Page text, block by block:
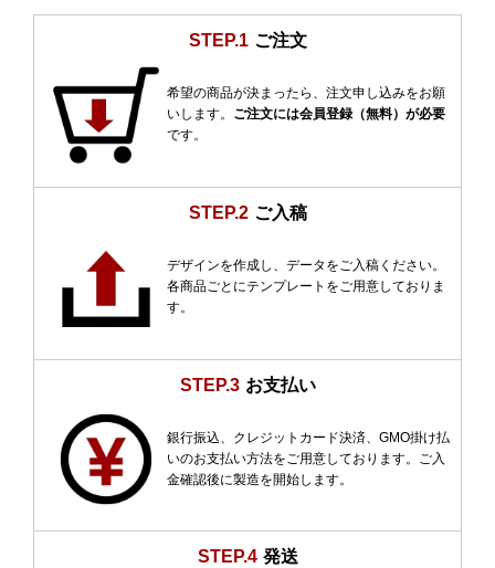
STEP.1 ご注文
希望の商品が決まったら、注文申し込みをお願
いします。 ご注文には会員登録（無料）が必要
です。
STEP.2 ご入稿
デザインを作成し、データをご入稿ください。
各商品ごとにテンプレートをご用意しておりま
す。
STEP.3 お支払い
銀行振込、クレジットカード決済、GMO掛け払
いのお支払い方法をご用意しております。ご入
金確認後に製造を開始します。
STEP.4 発送